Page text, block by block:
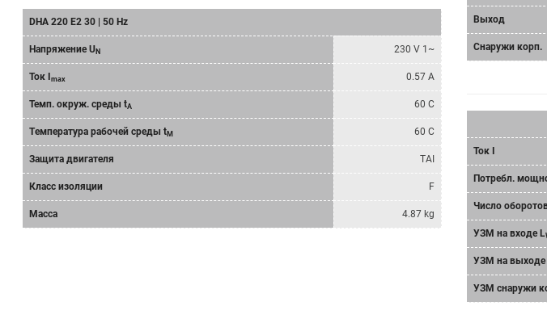
DHA 220 E2 30 | 50 Hz
Напряжение UN 230 V 1~
Ток Imax 0.57 A
Темп. окруж. среды tA 60 C
Tемпературa рабочeй среды tM 60 C
Защита двигателя TAI
Класс изоляции F
Масса 4.87 kg
Bыход
Снаружи корп.
Ток I
Потребл.
Число
УЗМ на входе L
УЗМ на выходе
УЗМ снаружи